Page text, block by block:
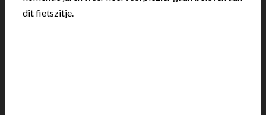
dit fietszitje.